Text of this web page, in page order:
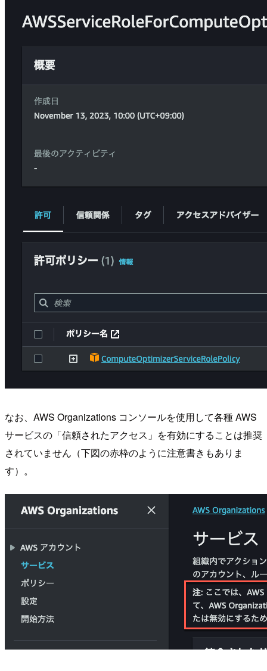
なお、AWS Organizations コンソールを使用して各種 AWS
サービスの「信頼されたアクセス」を有効にすることは推奨
されていません（下図の赤枠のように注意書きもありま
す）。